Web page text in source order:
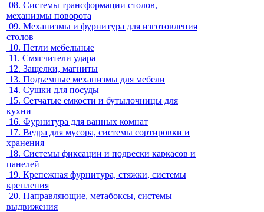
08. Системы трансформации столов,
механизмы поворота
09. Механизмы и фурнитура для изготовления
столов
10. Петли мебельные
11. Смягчители удара
12. Защелки, магниты
13. Подъемные механизмы для мебели
14. Сушки для посуды
15. Сетчатые емкости и бутылочницы для
кухни
16. Фурнитура для ванных комнат
17. Ведра для мусора, системы сортировки и
хранения
18. Системы фиксации и подвески каркасов и
панелей
19. Крепежная фурнитура, стяжки, системы
крепления
20. Направляющие, метабоксы, системы
выдвижения